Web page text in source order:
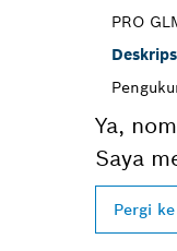
PRO
Ya,
Saya
Pergi